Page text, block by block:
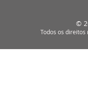
©
Todos os